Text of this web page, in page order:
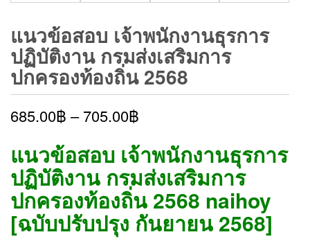
แนวข้อสอบ เจ้าพนักงานธุรการ
ปฏิบัติงาน กรมส่งเสริมการ
ปกครองท้องถิ่น 2568
685.00฿ –705.00฿
แนวข้อสอบ เจ้าพนักงานธุรการ
ปฏิบัติงาน กรมส่งเสริมการ
ปกครองท้องถิ่น 2568 naihoy
[ฉบับปรับปรุง กันยายน 2568]